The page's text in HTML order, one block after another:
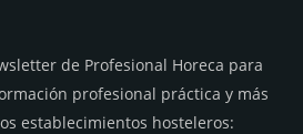
de Profesional Horeca para
profesional práctica y más
establecimientos hosteleros: